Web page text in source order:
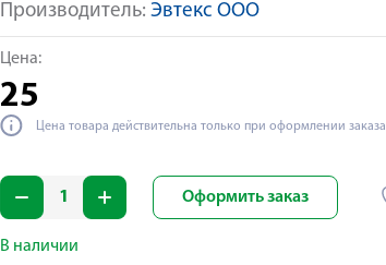
Производитель: Эвтекс ООО
Цена:
25
Цена товара действительна только при оформлении заказа
Оформить заказ
В наличии